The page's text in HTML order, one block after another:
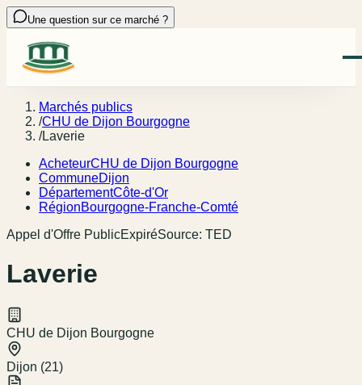
Une question sur ce marché ?
Marchés publics
/CHU de Dijon Bourgogne
/Laverie
AcheteurCHU de Dijon Bourgogne
CommuneDijon
DépartementCôte-d'Or
RégionBourgogne-Franche-Comté
Appel d'Offre PublicExpiréSource: TED
Laverie
CHU de Dijon Bourgogne
Dijon (21)